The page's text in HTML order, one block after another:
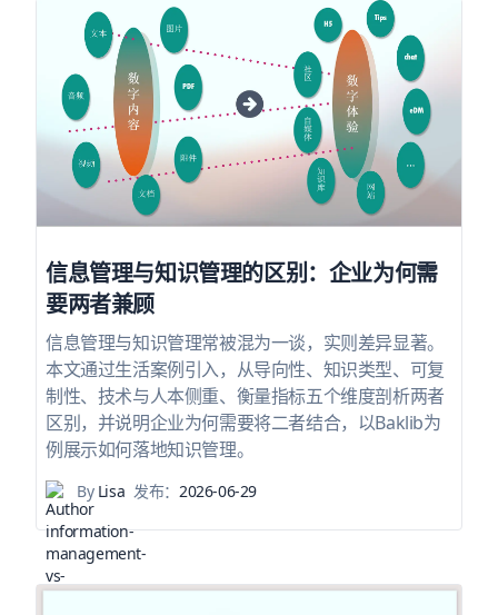
信息管理与知识管理的区别：企业为何需
要两者兼顾
信息管理与知识管理常被混为一谈，实则差异显著。
本文通过生活案例引入，从导向性、知识类型、可复
制性、技术与人本侧重、衡量指标五个维度剖析两者
区别，并说明企业为何需要将二者结合，以Baklib为
例展示如何落地知识管理。
ByLisa 发布： 2026-06-29